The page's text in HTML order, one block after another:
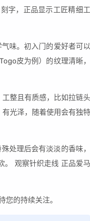
字，正品显示工匠精细工
味。初入门的爱好者可以
皮为例）的纹理清晰，
整且有质感，比如拉链头
光泽，随着使用会有独特
处理后会有淡淡的香味，
。 观察针织走线 正品爱马
的持续关注。